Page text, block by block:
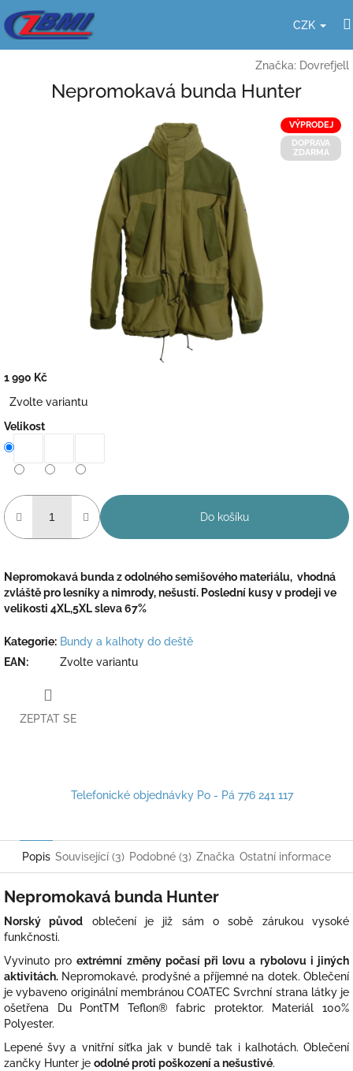
na
obsah
CZK
Značka: Dovrefjell
Nepromokavá bunda Hunter
VÝPRODEJ
DOPRAVA
ZDARMA
1 990 Kč
cena:
Zvolte variantu
Velikost
Do košíku
Nepromokavá bunda z odolného semišového materiálu, vhodná
zvláště pro lesníky a nimrody, nešustí. Poslední kusy v prodeji ve
velikosti 4XL,5XL sleva 67%
Kategorie: Bundy a kalhoty do deště
EAN : Zvolte variantu
ZEPTAT SE
Telefonické objednávky Po - Pá 776 241 117
Popis Související (3) Podobné (3) Značka Ostatní informace
Nepromokavá bunda Hunter
Norský původ oblečení je již sám o sobě zárukou vysoké
funkčnosti.
Vyvinuto proextrémní změny počasí při lovu a rybolovu i jiných
aktivitách. Nepromokavé, prodyšné a příjemné na dotek. Oblečení
je vybaveno originální membránou COATEC Svrchní strana látky je
ošetřena Du PontTM Teflon® fabric protektor. Materiál 100%
Polyester.
Lepené švy a vnitřní síťka jak v bundě tak i kalhotách. Oblečení
zančky Hunter je odolné proti poškození a nešustivé.